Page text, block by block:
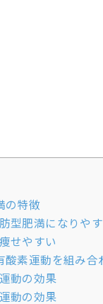
の特徴
型肥満になりや
せやすい
酸素運動を組み合
動の効果
動の効果